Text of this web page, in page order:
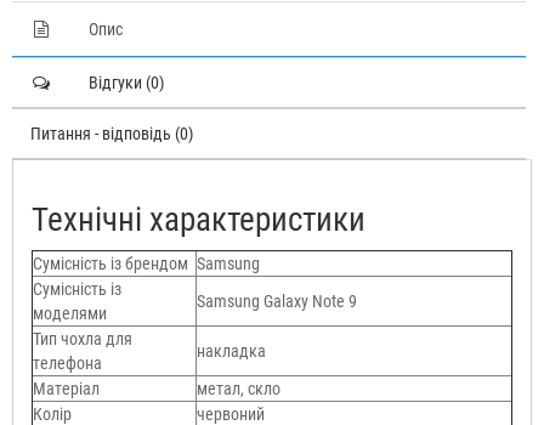
Опис
Відгуки (0)
Питання - відповідь (0)
Технічні характеристики
Сумісність із брендом Samsung
Сумісність із
моделями
Samsung Galaxy Note 9
Тип чохла для
телефона
накладка
Матеріал
метал, скло
Колір
червоний